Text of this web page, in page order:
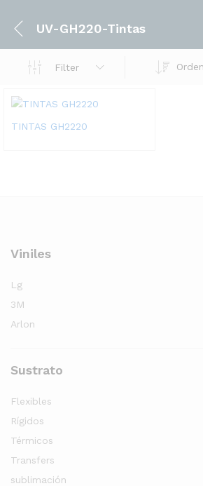
UV-GH220-Tintas
Filter
TINTAS GH2220
Viniles
Lg
3M
Arlon
Sustrato
Flexibles
Rígidos
Térmicos
Transfers
sublimación